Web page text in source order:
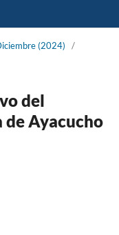
(2024)
/
del
Ayacucho